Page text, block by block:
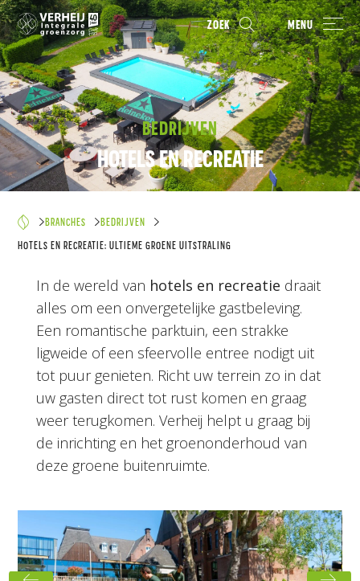
ZOEK MENU
BEDRIJVEN
HOTELS EN RECREATIE
BRANCHES
BEDRIJVEN
HOTELS EN RECREATIE: ULTIEME GROENE UITSTRALING
In de wereld van hotels en recreatie draait
alles om een onvergetelijke gastbeleving.
Een romantische parktuin, een strakke
ligweide of een sfeervolle entree nodigt uit
tot puur genieten. Richt uw terrein zo in dat
uw gasten direct tot rust komen en graag
weer terugkomen. Verheij helpt u graag bij
de inrichting en het groenonderhoud van
deze groene buitenruimte.